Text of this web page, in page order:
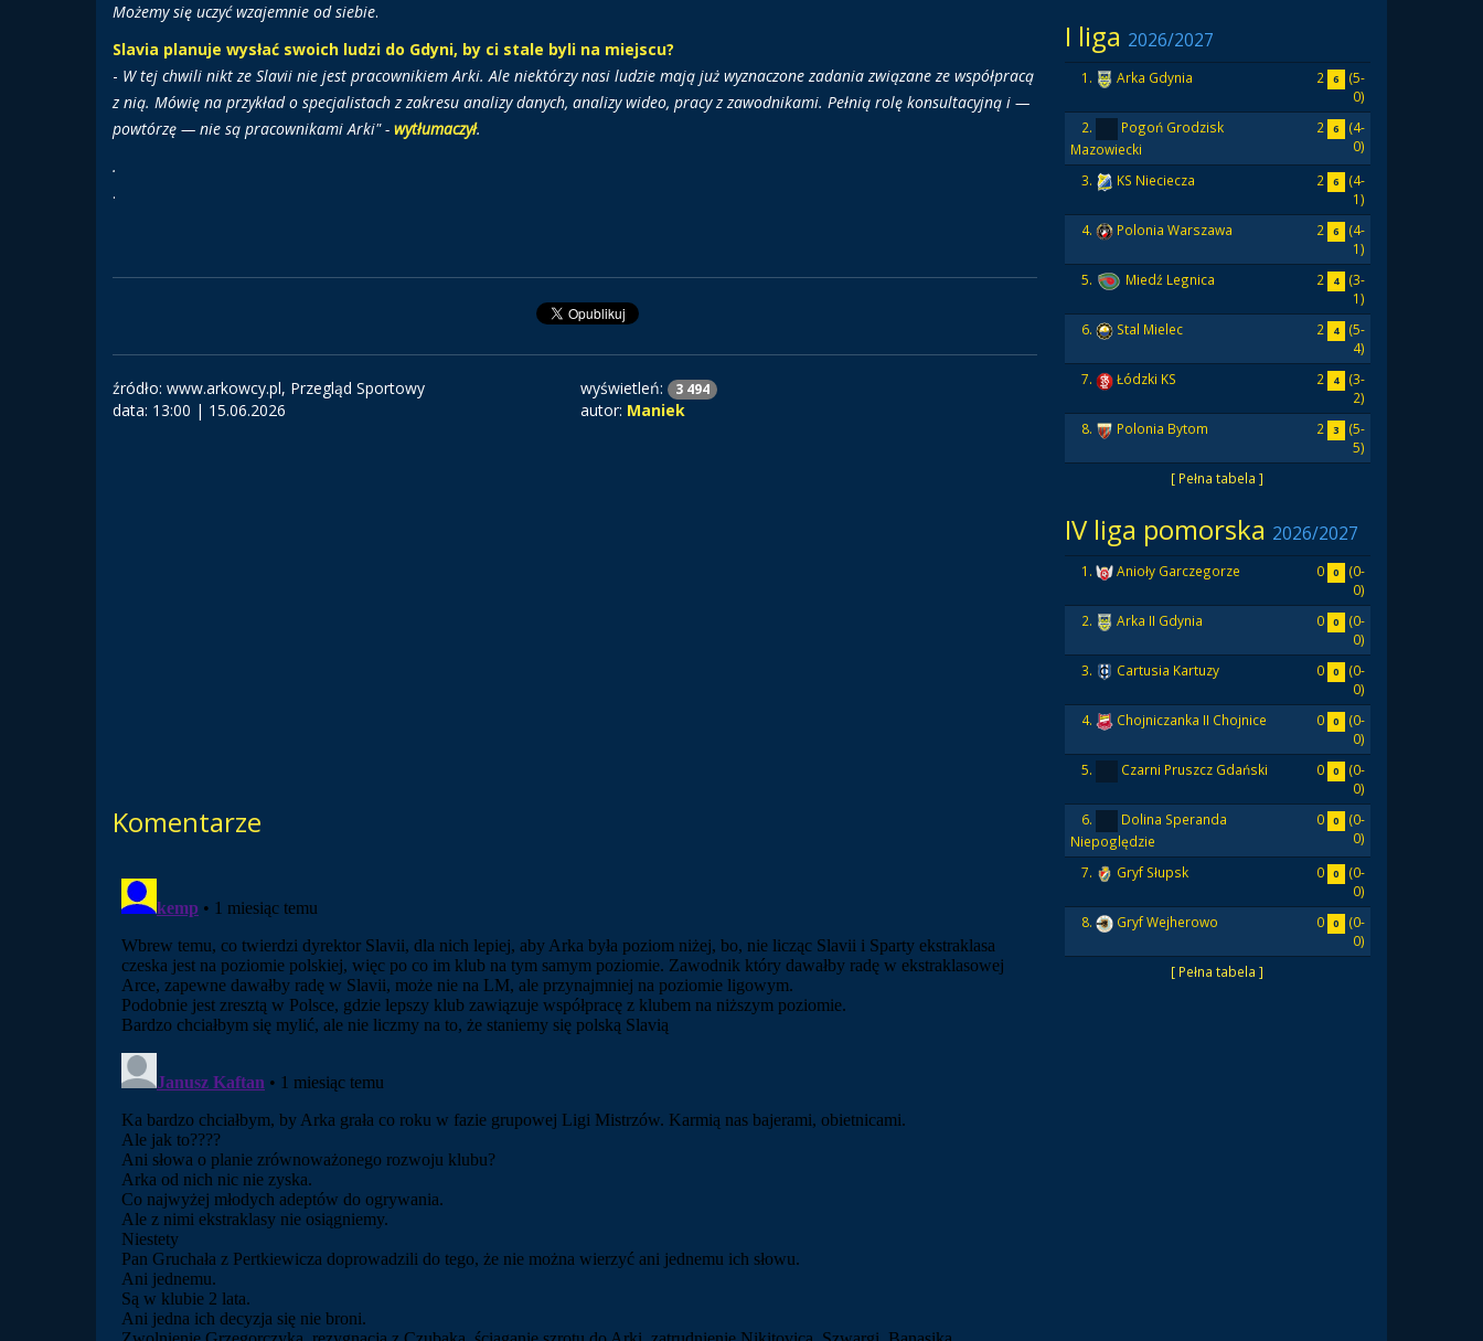
Możemy się uczyć wzajemnie od siebie.
Slavia planuje wysłać swoich ludzi do Gdyni, by ci stale byli na miejscu?
- W tej chwili nikt ze Slavii nie jest pracownikiem Arki. Ale niektórzy nasi ludzie mają już wyznaczone zadania związane ze współpracą
z nią. Mówię na przykład o specjalistach z zakresu analizy danych, analizy wideo, pracy z zawodnikami. Pełnią rolę konsultacyjną i —
powtórzę — nie są pracownikami Arki" - wytłumaczył.
.
.
źródło: www.arkowcy.pl, Przegląd Sportowy
data: 13:00 | 15.06.2026
wyświetleń: 3 494
autor: Maniek
Komentarze
I liga 2026/2027
[ Pełna tabela ]
1. Arka Gdynia 2 6
(5-
0)
2.
Pogoń Grodzisk
Mazowiecki
2 6
(4-
0)
3.
KS Nieciecza 2 6
(4-
1)
4.
Polonia Warszawa 2 6
(4-
1)
5.
Miedź Legnica 2 4
(3-
1)
6.
Stal Mielec 2 4
(5-
4)
7.
Łódzki KS 2 4
(3-
2)
8.
Polonia Bytom 2 3
(5-
5)
IV liga pomorska 2026/2027
[ Pełna tabela ]
1. Anioły Garczegorze 0 0
(0-
0)
2.
Arka II Gdynia 0 0
(0-
0)
3.
Cartusia Kartuzy 0 0
(0-
0)
4.
Chojniczanka II Chojnice 0 0
(0-
0)
5.
Czarni Pruszcz Gdański 0 0
(0-
0)
6.
Dolina Speranda
Niepoględzie
0 0
(0-
0)
7.
Gryf Słupsk 0 0
(0-
0)
8.
Gryf Wejherowo 0 0
(0-
0)